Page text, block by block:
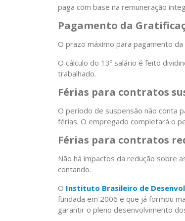
paga com base na remuneração
Pagamento da
O prazo máximo para pagamento
O cálculo do 13º salário é feito
trabalhado.
Férias para contratos
O período de suspensão não conta
férias. O empregado completará o
Férias para contratos
Não há impactos da redução sobre
contando.
O Instituto Brasileiro de
fundada em 2006 e que já formou
garantir o pleno desenvolvimento